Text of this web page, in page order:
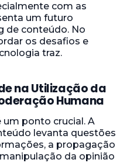
com as
um futuro
de conteúdo. No
os desafios e
traz.
na Utilização da
Humana
um ponto crucial. A
levanta questões
a propagação
da opinião